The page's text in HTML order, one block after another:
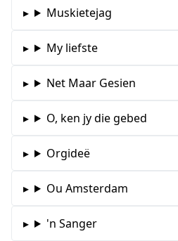
Muskietejag
My liefste
Net Maar Gesien
O, ken jy die gebed
Orgideë
Ou Amsterdam
'n Sanger